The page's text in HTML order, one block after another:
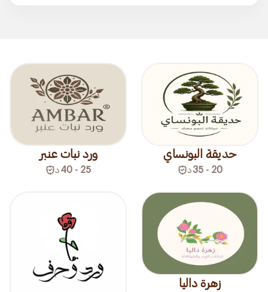
حديقة البونساي
20 - 35 د
ورد نبات عنبر
25 - 40 د
زهرة داليا